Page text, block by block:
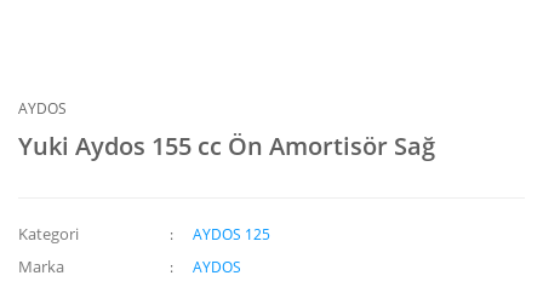
AYDOS
Yuki Aydos 155 cc Ön Amortisör Sağ
Kategori AYDOS 125
Marka AYDOS